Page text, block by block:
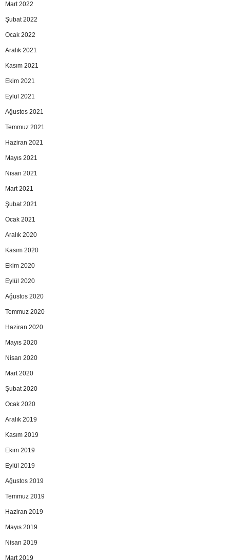
Mart 2022
Şubat 2022
Ocak 2022
Aralık 2021
Kasım 2021
Ekim 2021
Eylül 2021
Ağustos 2021
Temmuz 2021
Haziran 2021
Mayıs 2021
Nisan 2021
Mart 2021
Şubat 2021
Ocak 2021
Aralık 2020
Kasım 2020
Ekim 2020
Eylül 2020
Ağustos 2020
Temmuz 2020
Haziran 2020
Mayıs 2020
Nisan 2020
Mart 2020
Şubat 2020
Ocak 2020
Aralık 2019
Kasım 2019
Ekim 2019
Eylül 2019
Ağustos 2019
Temmuz 2019
Haziran 2019
Mayıs 2019
Nisan 2019
Mart 2019